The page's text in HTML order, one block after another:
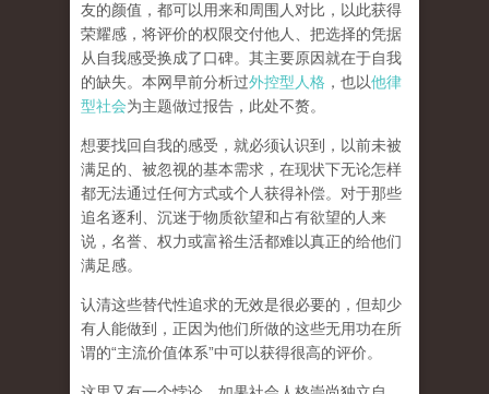
友的颜值，都可以用来和周围人对比，以此获得
荣耀感，将评价的权限交付他人、把选择的凭据
从自我感受换成了口碑。其主要原因就在于自我
的缺失。本网早前分析过外控型人格 ，也以他律
型社会为主题做过报告，此处不赘。
想要找回自我的感受，就必须认识到，以前未被
满足的、被忽视的基本需求，在现状下无论怎样
都无法通过任何方式或个人获得补偿。对于那些
追名逐利、沉迷于物质欲望和占有欲望的人来
说，名誉、权力或富裕生活都难以真正的给他们
满足感。
认清这些替代性追求的无效是很必要的，但却少
有人能做到，正因为他们所做的这些无用功在所
谓的“主流价值体系”中可以获得很高的评价。